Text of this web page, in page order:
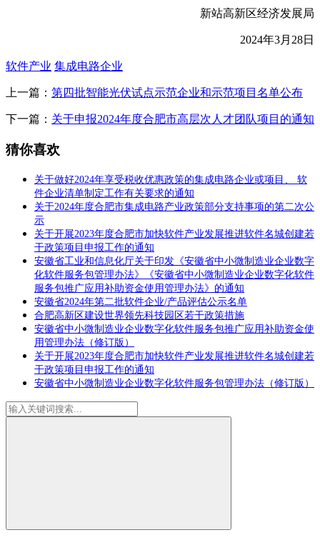
新站高新区经济发展局
2024年3月28日
软件产业 集成电路企业
上一篇： 第四批智能光伏试点示范企业和示范项目名单公布
下一篇： 关于申报2024年度合肥市高层次人才团队项目的通知
猜你喜欢
关于做好2024年享受税收优惠政策的集成电路企业或项目、 软
件企业清单制定工作有关要求的通知
关于2024年度合肥市集成电路产业政策部分支持事项的第二次公
示
关于开展2023年度合肥市加快软件产业发展推进软件名城创建若
干政策项目申报工作的通知
安徽省工业和信息化厅关于印发《安徽省中小微制造业企业数字
化软件服务包管理办法》《安徽省中小微制造业企业数字化软件
服务包推广应用补助资金使用管理办法》的通知
安徽省2024年第二批软件企业/产品评估公示名单
合肥高新区建设世界领先科技园区若干政策措施
安徽省中小微制造业企业数字化软件服务包推广应用补助资金使
用管理办法（修订版）
关于开展2023年度合肥市加快软件产业发展推进软件名城创建若
干政策项目申报工作的通知
安徽省中小微制造业企业数字化软件服务包管理办法（修订版）